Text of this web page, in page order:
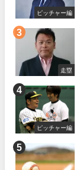
ピッチャー編
走塁
ピッチャー編